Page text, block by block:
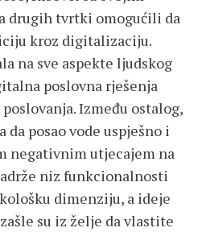
drugih tvrtki omogućili da
kroz digitalizaciju.
na sve aspekte ljudskog
poslovna rješenja
Između ostalog,
posao vode uspješno i
negativnim utjecajem na
niz funkcionalnosti
dimenziju, a ideje
su iz želje da vlastite